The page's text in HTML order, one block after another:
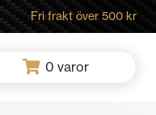
Fri frakt över 500 kr
0 varor